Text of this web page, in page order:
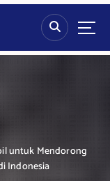
untuk Mendorong
Indonesia